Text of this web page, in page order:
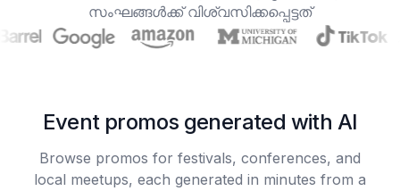
സംഘങ്ങൾക്ക് വിശ്വസിക്കപ്പെട്ടത്
Event promos generated with AI
Browse promos for festivals, conferences, and
local meetups, each generated in minutes from a